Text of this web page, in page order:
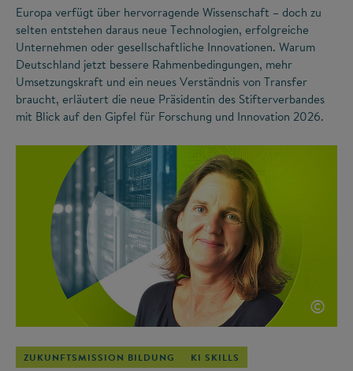
Europa verfügt über hervorragende Wissenschaft – doch zu
selten entstehen daraus neue Technologien, erfolgreiche
Unternehmen oder gesellschaftliche Innovationen. Warum
Deutschland jetzt bessere Rahmenbedingungen, mehr
Umsetzungskraft und ein neues Verständnis von Transfer
braucht, erläutert die neue Präsidentin des Stifterverbandes
mit Blick auf den Gipfel für Forschung und Innovation 2026.
©
ZUKUNFTSMISSION BILDUNG KI SKILLS